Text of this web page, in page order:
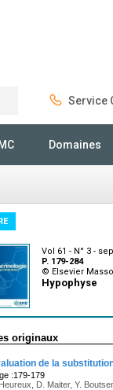
Service
Domaines
Vol 61 - N° 3 -
P. 179-284
© Elsevier
Hypophyse
originaux
de la
:179-179
D. Maiter, Y.